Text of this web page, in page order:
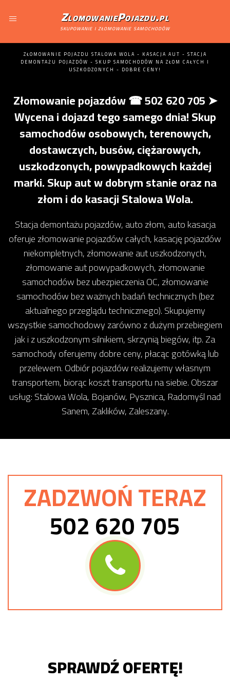
ZlomowaniePojazdu.pl
skupowanie i złomowanie samochodów
ZŁOMOWANIE POJAZDU STALOWA WOLA - KASACJA AUT - STACJA
DEMONTAŻU POJAZDÓW - SKUP SAMOCHODÓW NA ZŁOM CAŁYCH I
USZKODZONYCH - DOBRE CENY!
Złomowanie pojazdów ☎ 502 620 705 ➤
Wycena i dojazd tego samego dnia! Skup
samochodów osobowych, terenowych,
dostawczych, busów, ciężarowych,
uszkodzonych, powypadkowych każdej
marki. Skup aut w dobrym stanie oraz na
złom i do kasacji Stalowa Wola.
Stacja demontażu pojazdów, auto złom, auto kasacja
oferuje złomowanie pojazdów całych, kasację pojazdów
niekompletnych, złomowanie aut uszkodzonych,
złomowanie aut powypadkowych, złomowanie
samochodów bez ubezpieczenia OC, złomowanie
samochodów bez ważnych badań technicznych (bez
aktualnego przeglądu technicznego). Skupujemy
wszystkie samochodowy zarówno z dużym przebiegiem
jak i z uszkodzonym silnikiem, skrzynią biegów, itp. Za
samochody oferujemy dobre ceny, płacąc gotówką lub
przelewem. Odbiór pojazdów realizujemy własnym
transportem, biorąc koszt transportu na siebie. Obszar
usług: Stalowa Wola, Bojanów, Pysznica, Radomyśl nad
Sanem, Zaklików, Zaleszany.
ZADZWOŃ TERAZ
502 620 705
SPRAWDŹ OFERTĘ!